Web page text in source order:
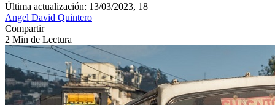
Última actualización: 13/03/2023, 18
Angel David Quintero
Compartir
2 Min de Lectura